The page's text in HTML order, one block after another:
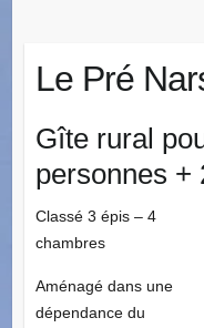
Le Pré
Gîte rural
personnes +
Classé 3 épis – 4
chambres
Aménagé dans une
dépendance du